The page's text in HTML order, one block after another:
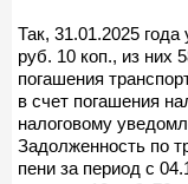
Так, 31.01.2025
руб. 10 коп., из них
погашения
в счет погашения
налоговому
Задолженность по
пени за период с